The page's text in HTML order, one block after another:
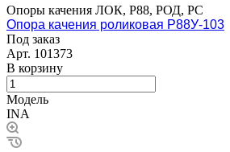
Опоры качения ЛОК, Р88, РОД, РС
Опора качения роликовая Р88У-103
Под заказ
Арт. 101373
В корзину
Модель
INA